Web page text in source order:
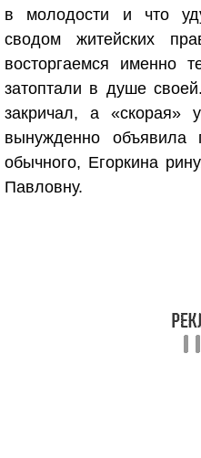
в молодости и что
сводом житейских
восторгаемся именно
затоптали в душе
закричал, а «скорая»
вынужденно
обычного, Егоркина
Павловну.